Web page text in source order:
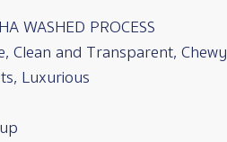
WASHED PROCESS
Clean and Transparent, Chewy
Luxurious